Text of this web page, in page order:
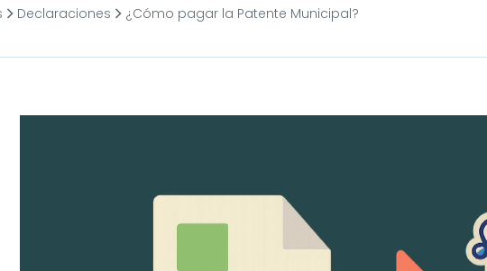
Declaraciones ¿Cómo pagar la Patente Municipal?